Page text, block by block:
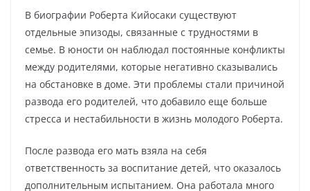
В биографии Роберта Кийосаки существуют
отдельные эпизоды, связанные с трудностями в
семье. В юности он наблюдал постоянные конфликты
между родителями, которые негативно сказывались
на обстановке в доме. Эти проблемы стали причиной
развода его родителей, что добавило еще больше
стресса и нестабильности в жизнь молодого Роберта.
После развода его мать взяла на себя
ответственность за воспитание детей, что оказалось
дополнительным испытанием. Она работала много